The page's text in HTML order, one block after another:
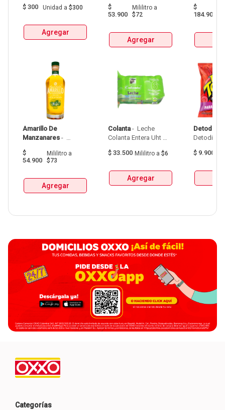
$ 300 Unidad a $300
Agregar
Amarillo De
Manzanares -
De Manzanares
$
54.900
Mililitroa
$73
Agregar
$
53.900
Mililitroa
$72
Agregar
Colanta - Leche
Colanta Entera Uht
$ 33.500 Mililitro a $6
Agregar
$
184.900
Detodito
$ 9.900
Categorías